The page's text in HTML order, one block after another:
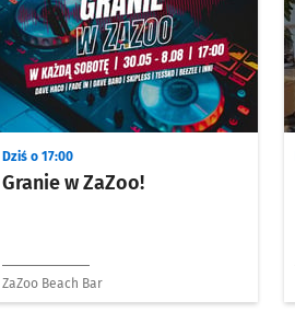
Granie w ZaZoo!
Dziś o 17:00
ZaZoo Beach Bar